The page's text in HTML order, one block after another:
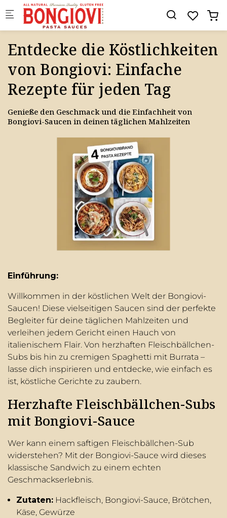
Skip to main content
Entdecke die Köstlichkeiten
von Bongiovi: Einfache
Rezepte für jeden Tag
Genieße den Geschmack und die Einfachheit von
Bongiovi-Saucen in deinen täglichen Mahlzeiten
Einführung:
Willkommen in der köstlichen Welt der Bongiovi-
Saucen! Diese vielseitigen Saucen sind der perfekte
Begleiter für deine täglichen Mahlzeiten und
verleihen jedem Gericht einen Hauch von
italienischem Flair. Von herzhaften Fleischbällchen-
Subs bis hin zu cremigen Spaghetti mit Burrata –
lasse dich inspirieren und entdecke, wie einfach es
ist, köstliche Gerichte zu zaubern.
Herzhafte Fleischbällchen-Subs
mit Bongiovi-Sauce
Wer kann einem saftigen Fleischbällchen-Sub
widerstehen? Mit der Bongiovi-Sauce wird dieses
klassische Sandwich zu einem echten
Geschmackserlebnis.
Zutaten: Hackfleisch, Bongiovi-Sauce, Brötchen,
Käse, Gewürze